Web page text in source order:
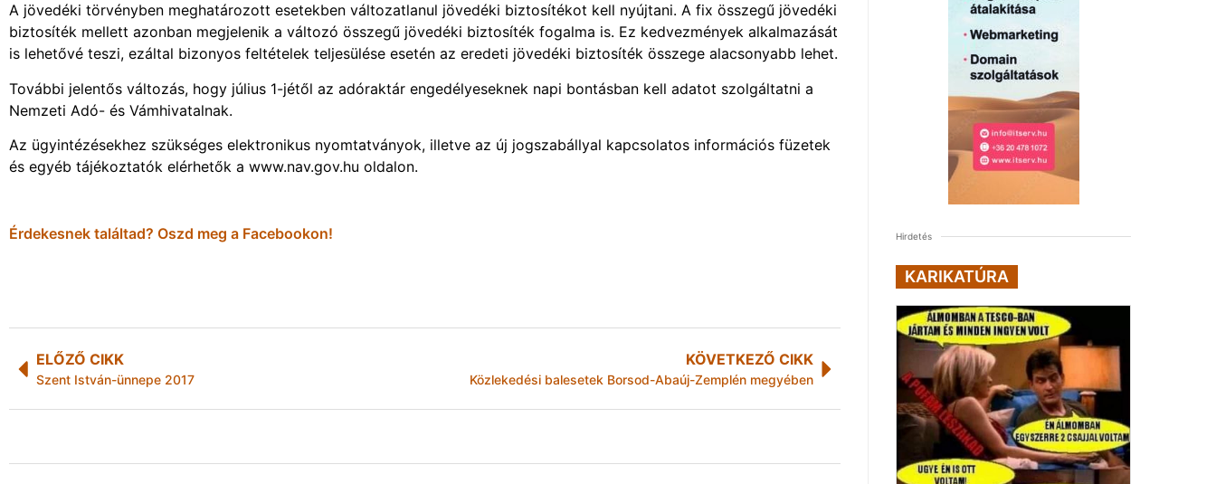
A jövedéki törvényben meghatározott esetekben változatlanul jövedéki biztosítékot kell nyújtani. A fix összegű jövedéki
biztosíték mellett azonban megjelenik a változó összegű jövedéki biztosíték fogalma is. Ez kedvezmények alkalmazását
is lehetővé teszi, ezáltal bizonyos feltételek teljesülése esetén az eredeti jövedéki biztosíték összege alacsonyabb lehet.
További jelentős változás, hogy július 1-jétől az adóraktár engedélyeseknek napi bontásban kell adatot szolgáltatni a
Nemzeti Adó- és Vámhivatalnak.
Az ügyintézésekhez szükséges elektronikus nyomtatványok, illetve az új jogszabállyal kapcsolatos információs füzetek
és egyéb tájékoztatók elérhetők a www.nav.gov.hu oldalon.
Érdekesnek találtad? Oszd meg a Facebookon!
ELŐZŐ CIKK
Szent István-ünnepe 2017
KÖVETKEZŐ CIKK
Közlekedési balesetek Borsod-Abaúj-Zemplén megyében
Hirdetés
KARIKATÚRA